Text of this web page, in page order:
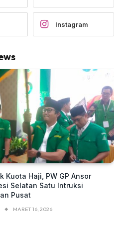
Instagram
Kuota Haji, PW GP Ansor
Selatan Satu Intruksi
Pusat
MARET 16, 2026